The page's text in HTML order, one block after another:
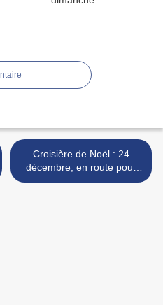
Croisière de Noël : 24
décembre, en route pour
Serifos où nous passerons